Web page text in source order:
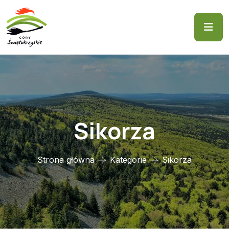
Sikorza
Strona główna Kategorie Sikorza